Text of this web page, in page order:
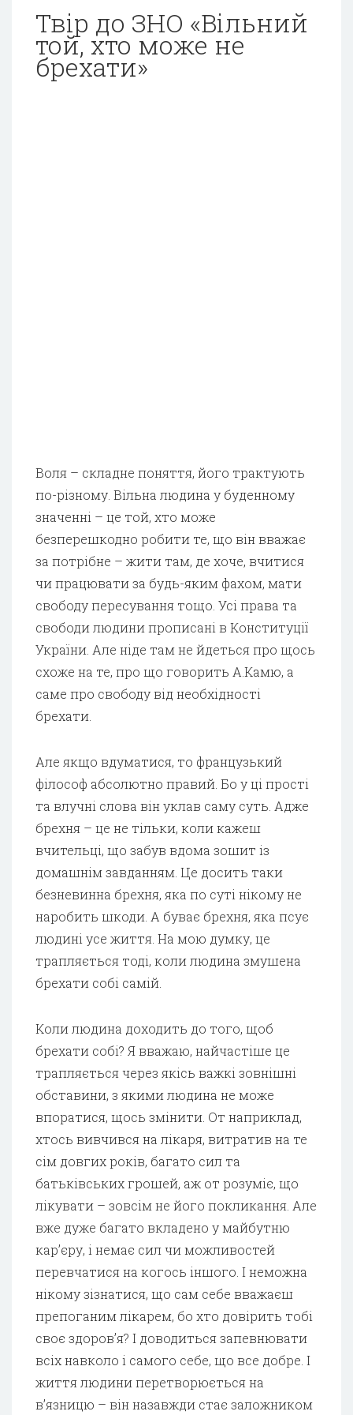
Твір до ЗНО «Вільний
той, хто може не
брехати»
Воля – складне поняття, його трактують
по-різному. Вільна людина у буденному
значенні – це той, хто може
безперешкодно робити те, що він вважає
за потрібне – жити там, де хоче, вчитися
чи працювати за будь-яким фахом, мати
свободу пересування тощо. Усі права та
свободи людини прописані в Конституції
України. Але ніде там не йдеться про щось
схоже на те, про що говорить А.Камю, а
саме про свободу від необхідності
брехати.
Але якщо вдуматися, то французький
філософ абсолютно правий. Бо у ці прості
та влучні слова він уклав саму суть. Адже
брехня – це не тільки, коли кажеш
вчительці, що забув вдома зошит із
домашнім завданням. Це досить таки
безневинна брехня, яка по суті нікому не
наробить шкоди. А буває брехня, яка псує
людині усе життя. На мою думку, це
трапляється тоді, коли людина змушена
брехати собі самій.
Коли людина доходить до того, щоб
брехати собі? Я вважаю, найчастіше це
трапляється через якісь важкі зовнішні
обставини, з якими людина не може
впоратися, щось змінити. От наприклад,
хтось вивчився на лікаря, витратив на те
сім довгих років, багато сил та
батьківських грошей, аж от розуміє, що
лікувати – зовсім не його покликання. Але
вже дуже багато вкладено у майбутню
кар’єру, і немає сил чи можливостей
перевчатися на когось іншого. І неможна
нікому зізнатися, що сам себе вважаєш
препоганим лікарем, бо хто довірить тобі
своє здоров’я? І доводиться запевнювати
всіх навколо і самого себе, що все добре. І
життя людини перетворюється на
в’язницю – він назавжди стає заложником